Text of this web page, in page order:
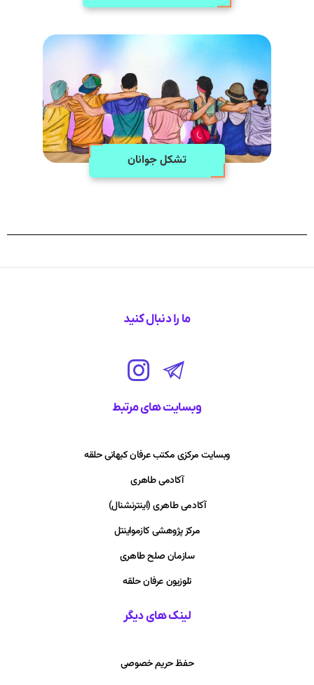
تشکل جوانان
ما را دنبال کنید
وبسایت های مرتبط
وبسایت مرکزی مکتب عرفان کیهانی حلقه
آکادمی طاهری
آکادمی طاهری (اینترنشنال)
مرکز پژوهشی کازمواینتل
سازمان صلح طاهری
تلوزیون عرفان حلقه
لینک های دیگر
حفظ حریم خصوصی